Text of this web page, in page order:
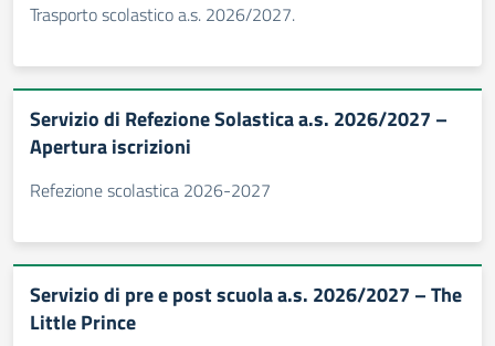
Trasporto scolastico a.s. 2026/2027.
Servizio di Refezione Solastica a.s. 2026/2027 –
Apertura iscrizioni
Refezione scolastica 2026-2027
Servizio di pre e post scuola a.s. 2026/2027 – The
Little Prince